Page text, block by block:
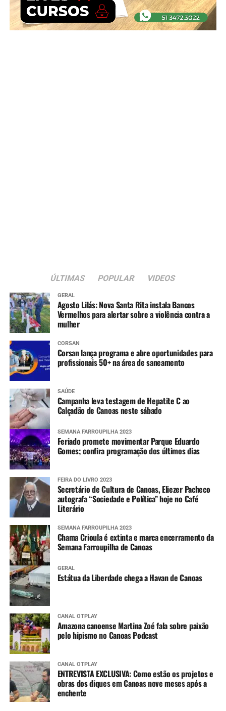
ÚLTIMAS POPULAR VIDEOS
GERAL
Agosto Lilás: Nova Santa Rita instala Bancos
Vermelhos para alertar sobre a violência contra a
mulher
CORSAN
Corsan lança programa e abre oportunidades para
profissionais 50+ na área de saneamento
SAÚDE
Campanha leva testagem de Hepatite C ao
Calçadão de Canoas neste sábado
SEMANA FARROUPILHA 2023
Feriado promete movimentar Parque Eduardo
Gomes; confira programação dos últimos dias
FEIRA DO LIVRO 2023
Secretário de Cultura de Canoas, Eliezer Pacheco
autografa “Sociedade e Política” hoje no Café
Literário
SEMANA FARROUPILHA 2023
Chama Crioula é extinta e marca encerramento da
Semana Farroupilha de Canoas
GERAL
Estátua da Liberdade chega a Havan de Canoas
CANAL OTPLAY
Amazona canoense Martina Zoé fala sobre paixão
pelo hipismo no Canoas Podcast
CANAL OTPLAY
ENTREVISTA EXCLUSIVA: Como estão os projetos e
obras dos diques em Canoas nove meses após a
enchente